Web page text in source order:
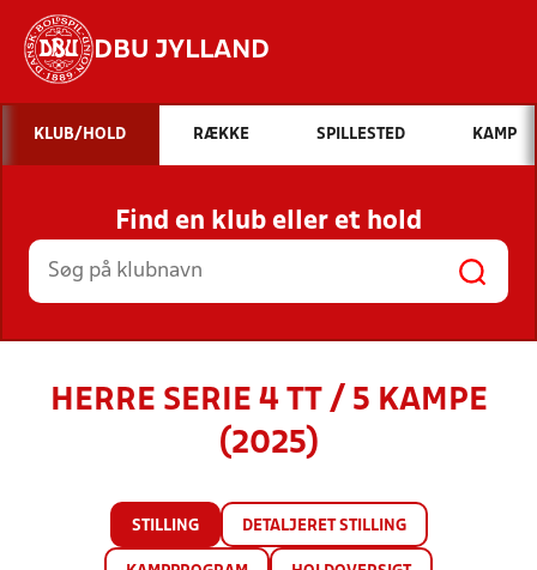
DBU JYLLAND
Hvad vil du søge efter?
INDHOLD OG NYHEDER
STILLINGER, RESULTATER, KLUBBER OG
HOLD
KLUB/HOLD RÆKKE SPILLESTED KAMP
Find en klub eller et hold
HERRE SERIE 4 TT / 5 KAMPE
(2025)
STILLING DETALJERET STILLING